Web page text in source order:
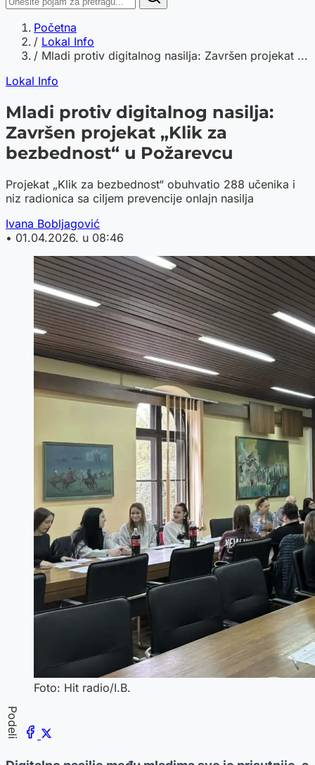
Početna
/ Lokal Info
/ Mladi protiv digitalnog nasilja: Završеn projekat ...
Lokal Info
Mladi protiv digitalnog nasilja:
Završеn projekat „Klik za
bezbednost“ u Požarevcu
Projekat „Klik za bezbednost“ obuhvatio 288 učenika i
niz radionica sa ciljem prevencije onlajn nasilja
Ivana Bobljagović
• 01.04.2026. u 08:46
Foto: Hit radio/I.B.
Podeli